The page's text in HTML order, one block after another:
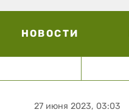
НОВОСТИ
27 июня 2023, 03:03